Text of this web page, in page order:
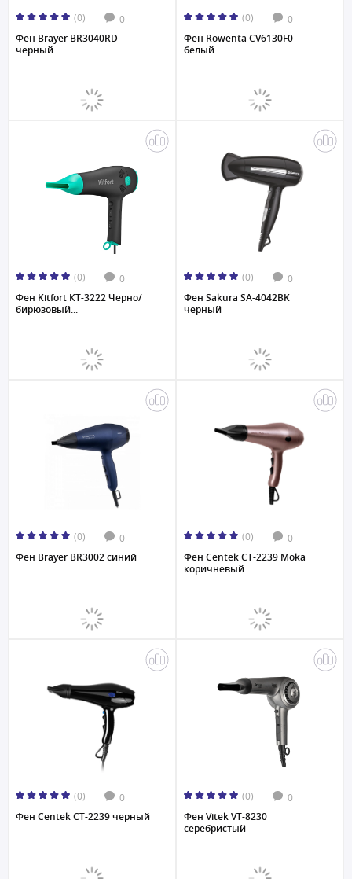
(0) 0
Фен Brayer BR3040RD
черный
(0) 0
Фен Rowenta CV6130F0
белый
(0) 0
Фен Kitfort КТ-3222 Черно/
бирюзовый...
(0) 0
Фен Sakura SA-4042BK
черный
(0) 0
Фен Brayer BR3002 синий
(0) 0
Фен Centek CT-2239 Moka
коричневый
(0) 0
Фен Centek CT-2239 черный
(0) 0
Фен Vitek VT-8230
серебристый